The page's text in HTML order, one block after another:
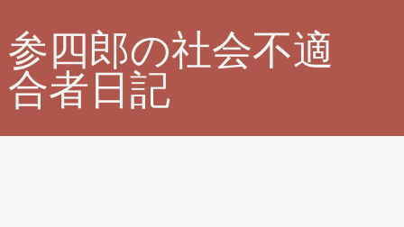
参四郎の社会不適
合者日記